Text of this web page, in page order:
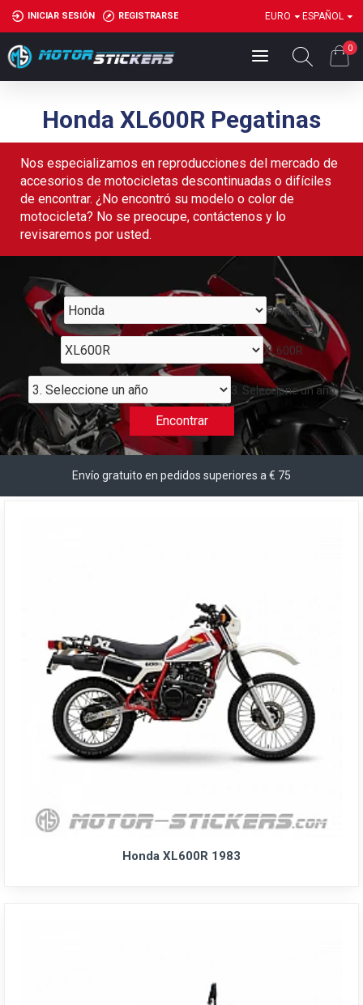
INICIAR SESIÓN REGISTRARSE EURO ESPAÑOL
0
Honda XL600R Pegatinas
Nos especializamos en reproducciones del mercado de
accesorios de motocicletas descontinuadas o difíciles
de encontrar. ¿No encontró su modelo o color de
motocicleta? No se preocupe, contáctenos y lo
revisaremos por usted.
Honda
XL600R
3. Seleccione un año
Encontrar
Envío gratuito en pedidos superiores a € 75
Honda XL600R 1983